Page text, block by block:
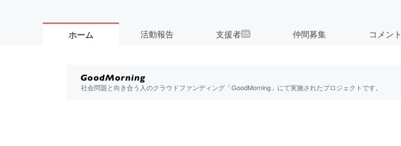
ホーム 活動報告 支援者35 仲間募集 コメント
社会問題と向き合う人のクラウドファンディング「GoodMorning」にて実施されたプロジェクトです。